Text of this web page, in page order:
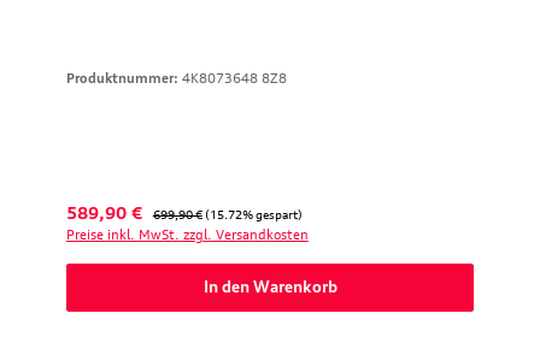
Produktnummer: 4K8073648 8Z8
Verkaufspreis:
589,90 € Regulärer Preis:
699,90 € (15.72% gespart)
Preise inkl. MwSt. zzgl. Versandkosten
In den Warenkorb